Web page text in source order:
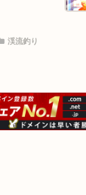
渓流釣り